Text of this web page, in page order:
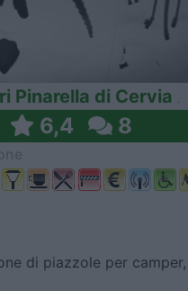
Pinarella di Cervia
6,4 8
di piazzole per